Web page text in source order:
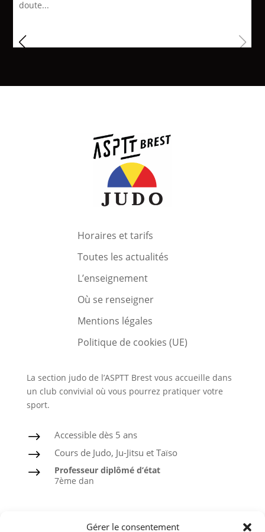
Gérer le consentement
doute...
Horaires et tarifs
Toutes les actualités
L’enseignement
Où se renseigner
Mentions légales
Politique de cookies (UE)
La section judo de l’ASPTT Brest vous accueille dans
un club convivial où vous pourrez pratiquer votre
sport.
$ Accessible dès 5 ans
$ Cours de Judo, Ju-Jitsu et Taïso
$
Professeur diplômé d’état
7ème dan